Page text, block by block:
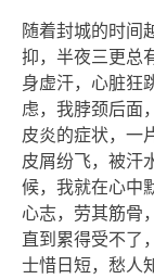
随着封城的时间
抑，半夜三更总
身虚汗，心脏狂
虑，我脖颈后面
皮炎的症状，一
皮屑纷飞，被汗
候，我就在心中
心志，劳其筋骨
直到累得受不了
士惜日短，愁人